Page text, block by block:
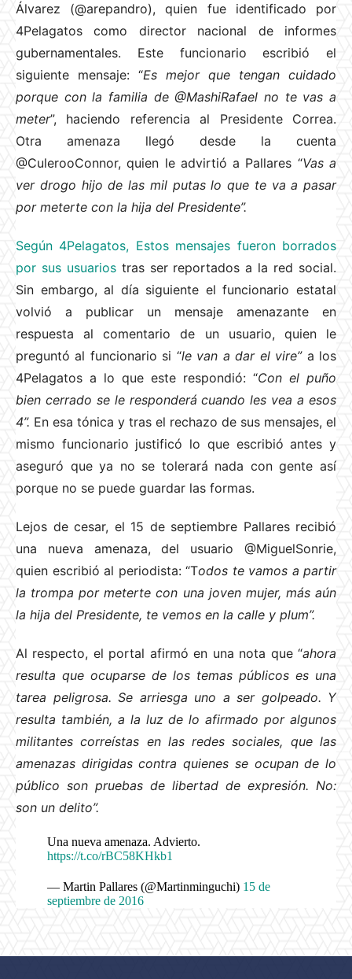
Álvarez (@arepandro), quien fue identificado por
4Pelagatos como director nacional de informes
gubernamentales. Este funcionario escribió el
siguiente mensaje: “Es mejor que tengan cuidado
porque con la familia de @MashiRafael no te vas a
meter”, haciendo referencia al Presidente Correa.
Otra amenaza llegó desde la cuenta
@CulerooConnor, quien le advirtió a Pallares “Vas a
ver drogo hijo de las mil putas lo que te va a pasar
por meterte con la hija del Presidente”.
Según 4Pelagatos, Estos mensajes fueron borrados
por sus usuarios tras ser reportados a la red social.
Sin embargo, al día siguiente el funcionario estatal
volvió a publicar un mensaje amenazante en
respuesta al comentario de un usuario, quien le
preguntó al funcionario si “le van a dar el vire” a los
4Pelagatos a lo que este respondió: “Con el puño
bien cerrado se le responderá cuando les vea a esos
4”. En esa tónica y tras el rechazo de sus mensajes, el
mismo funcionario justificó lo que escribió antes y
aseguró que ya no se tolerará nada con gente así
porque no se puede guardar las formas.
Lejos de cesar, el 15 de septiembre Pallares recibió
una nueva amenaza, del usuario @MiguelSonrie,
quien escribió al periodista: “Todos te vamos a partir
la trompa por meterte con una joven mujer, más aún
la hija del Presidente, te vemos en la calle y plum”.
Al respecto, el portal afirmó en una nota que “ahora
resulta que ocuparse de los temas públicos es una
tarea peligrosa. Se arriesga uno a ser golpeado. Y
resulta también, a la luz de lo afirmado por algunos
militantes correístas en las redes sociales, que las
amenazas dirigidas contra quienes se ocupan de lo
público son pruebas de libertad de expresión. No:
son un delito”.
Una nueva amenaza. Advierto.
https://t.co/rBC58KHkb1
— Martin Pallares (@Martinminguchi) 15 de
septiembre de 2016